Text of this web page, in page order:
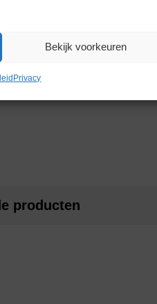
Bekijk voorkeuren
Privacy
producten